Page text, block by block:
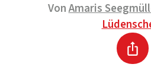
VonAmaris